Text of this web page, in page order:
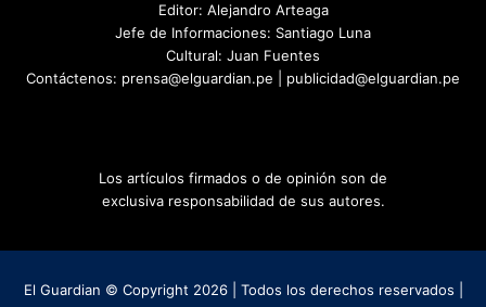
Editor: Alejandro Arteaga
Jefe de Informaciones: Santiago Luna
Cultural: Juan Fuentes
Contáctenos: prensa@elguardian.pe | publicidad@elguardian.pe
Los artículos firmados o de opinión son de
exclusiva responsabilidad de sus autores.
El Guardian © Copyright 2026 | Todos los derechos reservados |